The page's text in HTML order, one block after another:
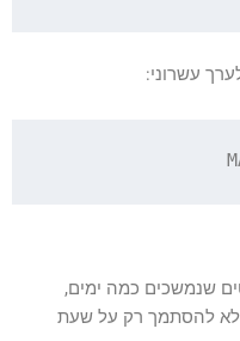
עשרוני:
שנמשכים כמה ימים,
לא להסתמך רק על שעת